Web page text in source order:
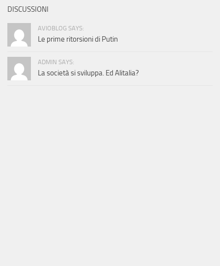
DISCUSSIONI
AVIOBLOG SAYS:
Le prime ritorsioni di Putin
ADMIN SAYS:
La società si sviluppa. Ed Alitalia?